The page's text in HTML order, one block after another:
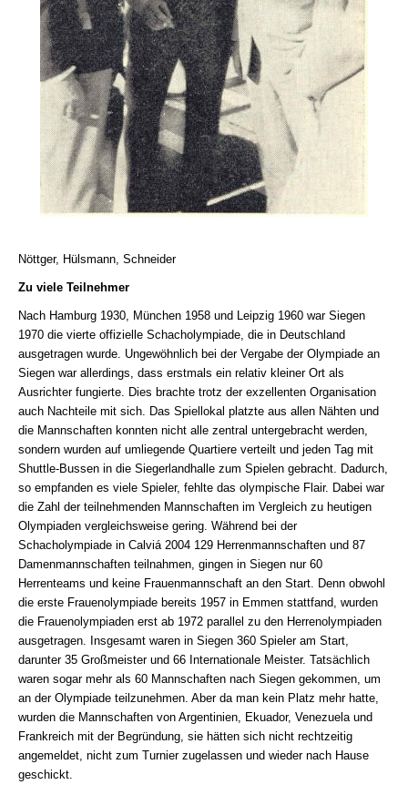
Nöttger, Hülsmann, Schneider
Zu viele Teilnehmer
Nach Hamburg 1930, München 1958 und Leipzig 1960 war Siegen
1970 die vierte offizielle Schacholympiade, die in Deutschland
ausgetragen wurde. Ungewöhnlich bei der Vergabe der Olympiade an
Siegen war allerdings, dass erstmals ein relativ kleiner Ort als
Ausrichter fungierte. Dies brachte trotz der exzellenten Organisation
auch Nachteile mit sich. Das Spiellokal platzte aus allen Nähten und
die Mannschaften konnten nicht alle zentral untergebracht werden,
sondern wurden auf umliegende Quartiere verteilt und jeden Tag mit
Shuttle-Bussen in die Siegerlandhalle zum Spielen gebracht. Dadurch,
so empfanden es viele Spieler, fehlte das olympische Flair. Dabei war
die Zahl der teilnehmenden Mannschaften im Vergleich zu heutigen
Olympiaden vergleichsweise gering. Während bei der
Schacholympiade in Calviá 2004 129 Herrenmannschaften und 87
Damenmannschaften teilnahmen, gingen in Siegen nur 60
Herrenteams und keine Frauenmannschaft an den Start. Denn obwohl
die erste Frauenolympiade bereits 1957 in Emmen stattfand, wurden
die Frauenolympiaden erst ab 1972 parallel zu den Herrenolympiaden
ausgetragen. Insgesamt waren in Siegen 360 Spieler am Start,
darunter 35 Großmeister und 66 Internationale Meister. Tatsächlich
waren sogar mehr als 60 Mannschaften nach Siegen gekommen, um
an der Olympiade teilzunehmen. Aber da man kein Platz mehr hatte,
wurden die Mannschaften von Argentinien, Ekuador, Venezuela und
Frankreich mit der Begründung, sie hätten sich nicht rechtzeitig
angemeldet, nicht zum Turnier zugelassen und wieder nach Hause
geschickt.